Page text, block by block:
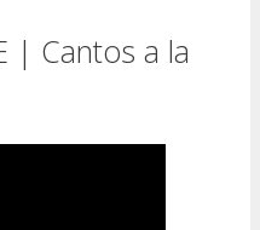
| Cantos a la